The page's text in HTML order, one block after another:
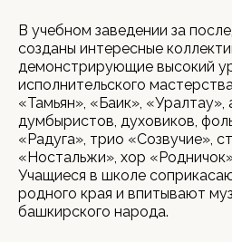
В учебном заведении за
созданы интересные
демонстрирующие высокий
исполнительского
«Тамьян», «Баик», «Уралтау»,
думбыристов, духовиков,
«Радуга», трио «Созвучие»,
«Ностальжи», хор
Учащиеся в школе
родного края и впитывают
башкирского народа.